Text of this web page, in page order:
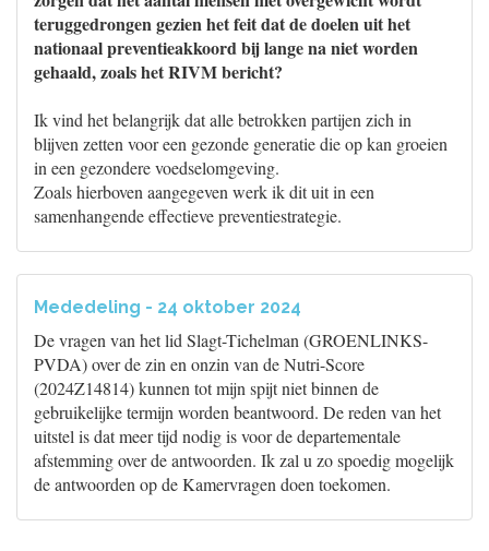
teruggedrongen gezien het feit dat de doelen uit het
nationaal preventieakkoord bij lange na niet worden
gehaald, zoals het RIVM bericht?
Ik vind het belangrijk dat alle betrokken partijen zich in
blijven zetten voor een gezonde generatie die op kan groeien
in een gezondere voedselomgeving.
Zoals hierboven aangegeven werk ik dit uit in een
samenhangende effectieve preventiestrategie.
Mededeling - 24 oktober 2024
De vragen van het lid Slagt-Tichelman (GROENLINKS-
PVDA) over de zin en onzin van de Nutri-Score
(2024Z14814) kunnen tot mijn spijt niet binnen de
gebruikelijke termijn worden beantwoord. De reden van het
uitstel is dat meer tijd nodig is voor de departementale
afstemming over de antwoorden. Ik zal u zo spoedig mogelijk
de antwoorden op de Kamervragen doen toekomen.